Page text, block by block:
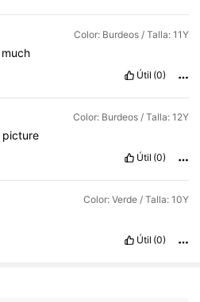
Color: Burdeos / Talla: 11Y
much
Útil (0)
Color: Burdeos / Talla: 12Y
picture
Útil (0)
Color: Verde / Talla: 10Y
Útil (0)